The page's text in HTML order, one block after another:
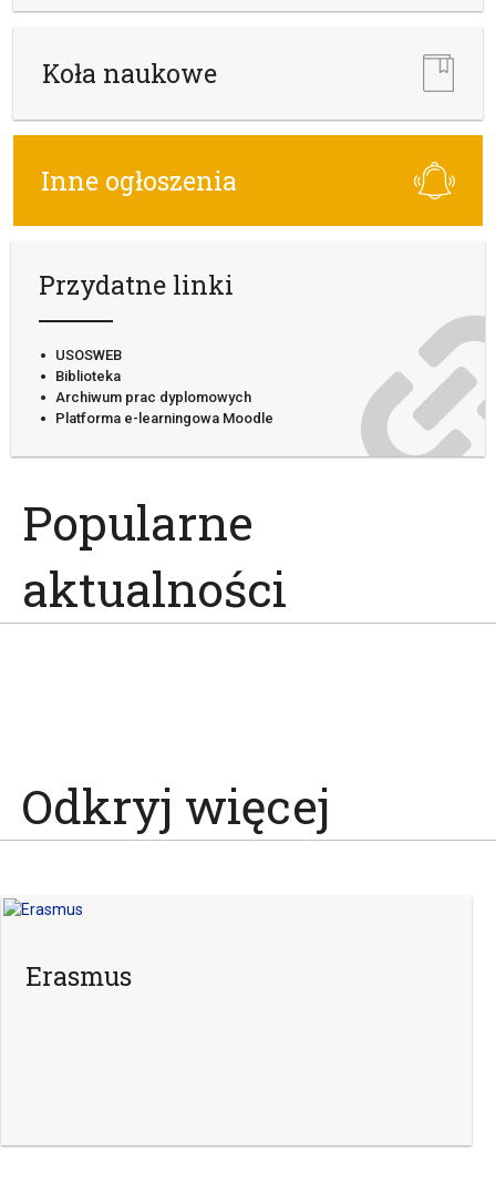
Koła naukowe
Inne ogłoszenia
Przydatne linki
USOSWEB
Biblioteka
Archiwum prac dyplomowych
Platforma e-learningowa Moodle
Popularne
aktualności
Odkryj więcej
Erasmus